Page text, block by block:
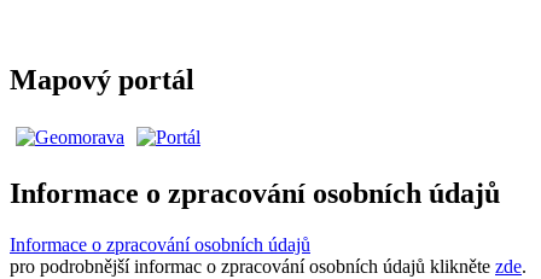
Mapový portál
Informace o zpracování osobních údajů
Informace o zpracování osobních údajů
pro podrobnější informac o zpracování osobních údajů klikněte zde.